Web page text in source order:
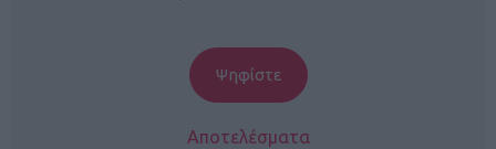
Αποτελέσματα